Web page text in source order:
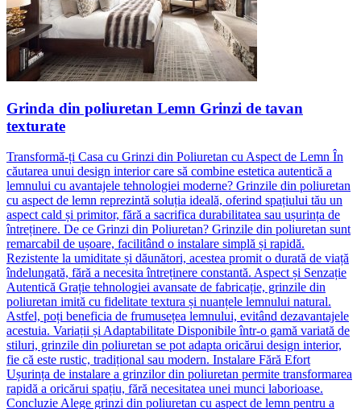
Grinda din poliuretan Lemn Grinzi de tavan
texturate
Transformă-ți Casa cu Grinzi din Poliuretan cu Aspect de Lemn În
căutarea unui design interior care să combine estetica autentică a
lemnului cu avantajele tehnologiei moderne? Grinzile din poliuretan
cu aspect de lemn reprezintă soluția ideală, oferind spațiului tău un
aspect cald și primitor, fără a sacrifica durabilitatea sau ușurința de
întreținere. De ce Grinzi din Poliuretan? Grinzile din poliuretan sunt
remarcabil de ușoare, facilitând o instalare simplă și rapidă.
Rezistente la umiditate și dăunători, acestea promit o durată de viață
îndelungată, fără a necesita întreținere constantă. Aspect și Senzație
Autentică Grație tehnologiei avansate de fabricație, grinzile din
poliuretan imită cu fidelitate textura și nuanțele lemnului natural.
Astfel, poți beneficia de frumusețea lemnului, evitând dezavantajele
acestuia. Variații și Adaptabilitate Disponibile într-o gamă variată de
stiluri, grinzile din poliuretan se pot adapta oricărui design interior,
fie că este rustic, tradițional sau modern. Instalare Fără Efort
Ușurința de instalare a grinzilor din poliuretan permite transformarea
rapidă a oricărui spațiu, fără necesitatea unei munci laborioase.
Concluzie Alege grinzi din poliuretan cu aspect de lemn pentru a